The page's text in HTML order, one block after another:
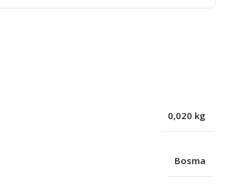
0,020 kg
Bosma